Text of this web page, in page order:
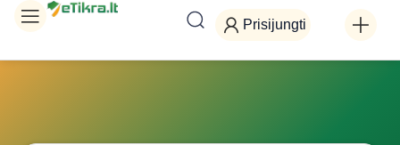
Prisijungti